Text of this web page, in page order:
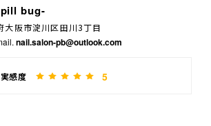
bug-
阪市淀川区田川3丁目
nail.salon-pb@outlook.com
感度 5